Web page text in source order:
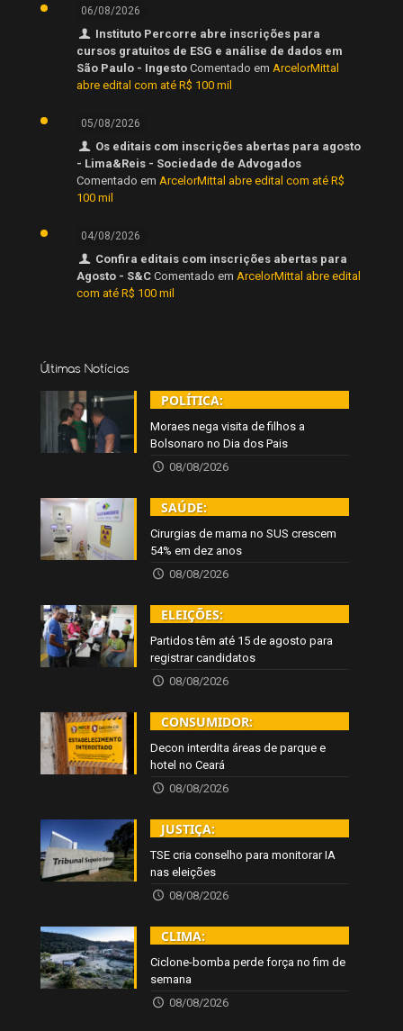
06/08/2026
Instituto Percorre abre inscrições para
cursos gratuitos de ESG e análise de dados em
São Paulo - Ingesto Comentado em ArcelorMittal
abre edital com até R$ 100 mil
05/08/2026
Os editais com inscrições abertas para agosto
- Lima&Reis - Sociedade de Advogados
Comentado em ArcelorMittal abre edital com até R$
100 mil
04/08/2026
Confira editais com inscrições abertas para
Agosto - S&C Comentado em ArcelorMittal abre edital
com até R$ 100 mil
Últimas Notícias
POLÍTICA:
Moraes nega visita de filhos a
Bolsonaro no Dia dos Pais
08/08/2026
SAÚDE:
Cirurgias de mama no SUS crescem
54% em dez anos
08/08/2026
ELEIÇÕES:
Partidos têm até 15 de agosto para
registrar candidatos
08/08/2026
CONSUMIDOR:
Decon interdita áreas de parque e
hotel no Ceará
08/08/2026
JUSTIÇA:
TSE cria conselho para monitorar IA
nas eleições
08/08/2026
CLIMA:
Ciclone-bomba perde força no fim de
semana
08/08/2026